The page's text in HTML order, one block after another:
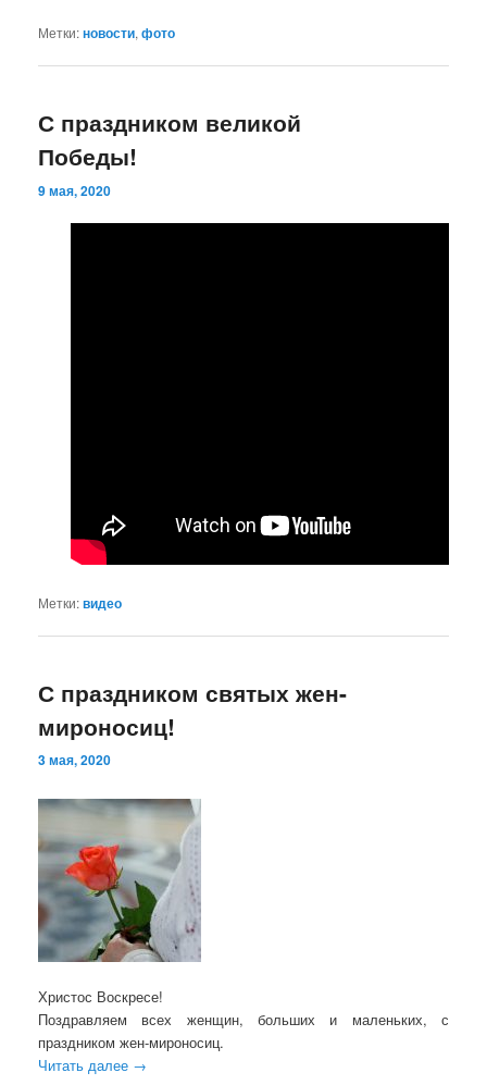
Метки:новости, фото
С праздником великой
Победы!
9 мая, 2020
Метки:видео
С праздником святых жен-
мироносиц!
3 мая, 2020
Христос Воскресе!
Поздравляем всех женщин, больших и маленьких, с
праздником жен-мироносиц.
Читать далее →